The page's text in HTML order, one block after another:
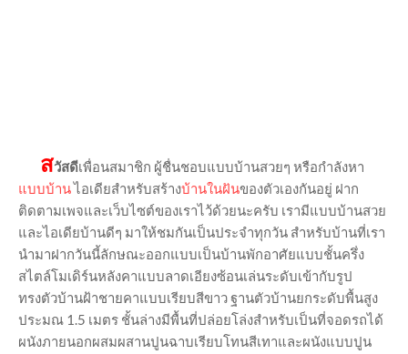
สวัสดีเพื่อนสมาชิก ผู้ชื่นชอบแบบบ้านสวยๆ หรือกำลังหา
แบบบ้านไอเดียสำหรับสร้างบ้านในฝันของตัวเองกันอยู่ ฝาก
ติดตามเพจและเว็บไซต์ของเราไว้ด้วยนะครับ เรามีแบบบ้านสวย
และไอเดียบ้านดีๆ มาให้ชมกันเป็นประจำทุกวัน สำหรับบ้านที่เรา
นำมาฝากวันนี้ลักษณะออกแบบเป็นบ้านพักอาศัยแบบชั้นครึ่ง
สไตล์โมเดิร์นหลังคาแบบลาดเอียงซ้อนเล่นระดับเข้ากับรูป
ทรงตัวบ้านฝ้าชายคาแบบเรียบสีขาว ฐานตัวบ้านยกระดับพื้นสูง
ประมณ 1.5 เมตร ชั้นล่างมีพื้นที่ปล่อยโล่งสำหรับเป็นที่จอดรถได้
ผนังภายนอกผสมผสานปูนฉาบเรียบโทนสีเทาและผนังแบบปูน